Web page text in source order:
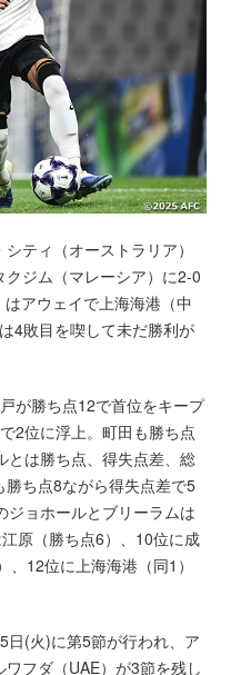
ティ（オーストラリア）
ジム（マレーシア）に2-0
アウェイで上海海港（中
4敗目を喫して未だ勝利が
が勝ち点12で首位をキープ
2位に浮上。町田も勝ち点
とは勝ち点、得失点差、総
ち点8ながら得失点差で5
ジョホールとブリーラムは
原（勝ち点6）、10位に成
12位に上海海港（同1）
日(火)に第5節が行われ、ア
フダ（UAE）が3節を残し